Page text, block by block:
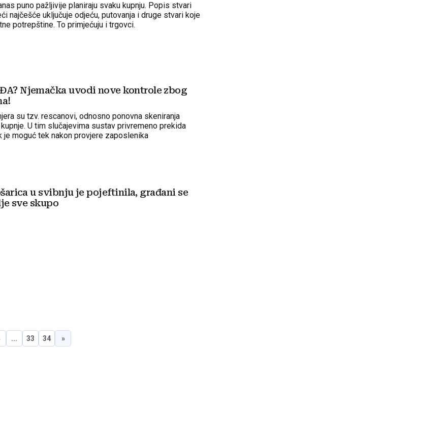
puno pažljivije planiraju svaku kupnju. Popis stvari
najčešće uključuje odjeću, putovanja i druge stvari koje
potrepštine. To primjećuju i trgovci.
Njemačka uvodi nove kontrole zbog
su tzv. rescanovi, odnosno ponovna skeniranja
U tim slučajevima sustav privremeno prekida
je moguć tek nakon provjere zaposlenika
u svibnju je pojeftinila, građani se
sve skupo
... 33 34 »